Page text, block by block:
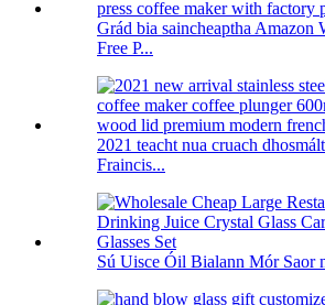
Grád bia saincheaptha Amazon
Free P...
2021 teacht nua cruach
Fraincis...
Sú Uisce Óil Bialann Mór Saor